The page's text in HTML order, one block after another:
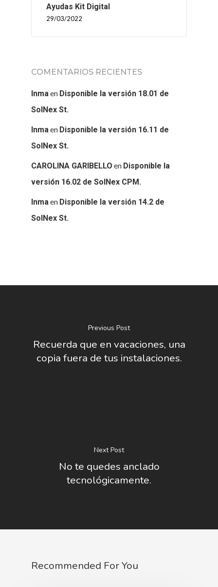
Ayudas Kit Digital
29/03/2022
COMENTARIOS RECIENTES
Inmaen Disponible la versión 18.01 de
SolNex St.
Inmaen Disponible la versión 16.11 de
SolNex St.
CAROLINA GARIBELLO en Disponible la
versión 16.02 de SolNex CPM.
Inmaen Disponible la versión 14.2 de
SolNex St.
Previous Post
Recuerda que en vacaciones, una
copia fuera de tus instalaciones.
Next Post
No te quedes anclado
tecnológicamente.
Recommended For You